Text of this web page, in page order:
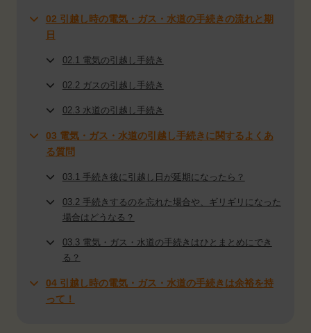
02 引越し時の電気・ガス・水道の手続きの流れと期
日
02.1 電気の引越し手続き
02.2 ガスの引越し手続き
02.3 水道の引越し手続き
03 電気・ガス・水道の引越し手続きに関するよくあ
る質問
03.1 手続き後に引越し日が延期になったら？
03.2 手続きするのを忘れた場合や、ギリギリになった
場合はどうなる？
03.3 電気・ガス・水道の手続きはひとまとめにでき
る？
04 引越し時の電気・ガス・水道の手続きは余裕を持
って！